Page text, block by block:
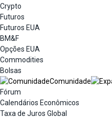
Crypto
Futuros
Futuros EUA
BM&F
Opções EUA
Commodities
Bolsas
Comunidade
Fórum
Calendários Econômicos
Taxa de Juros Global